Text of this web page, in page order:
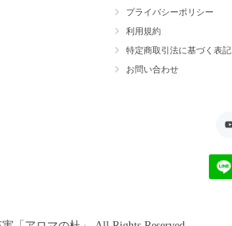
プライバシーポリシー
利用規約
特定商取引法に基づく表記
お問い合わせ